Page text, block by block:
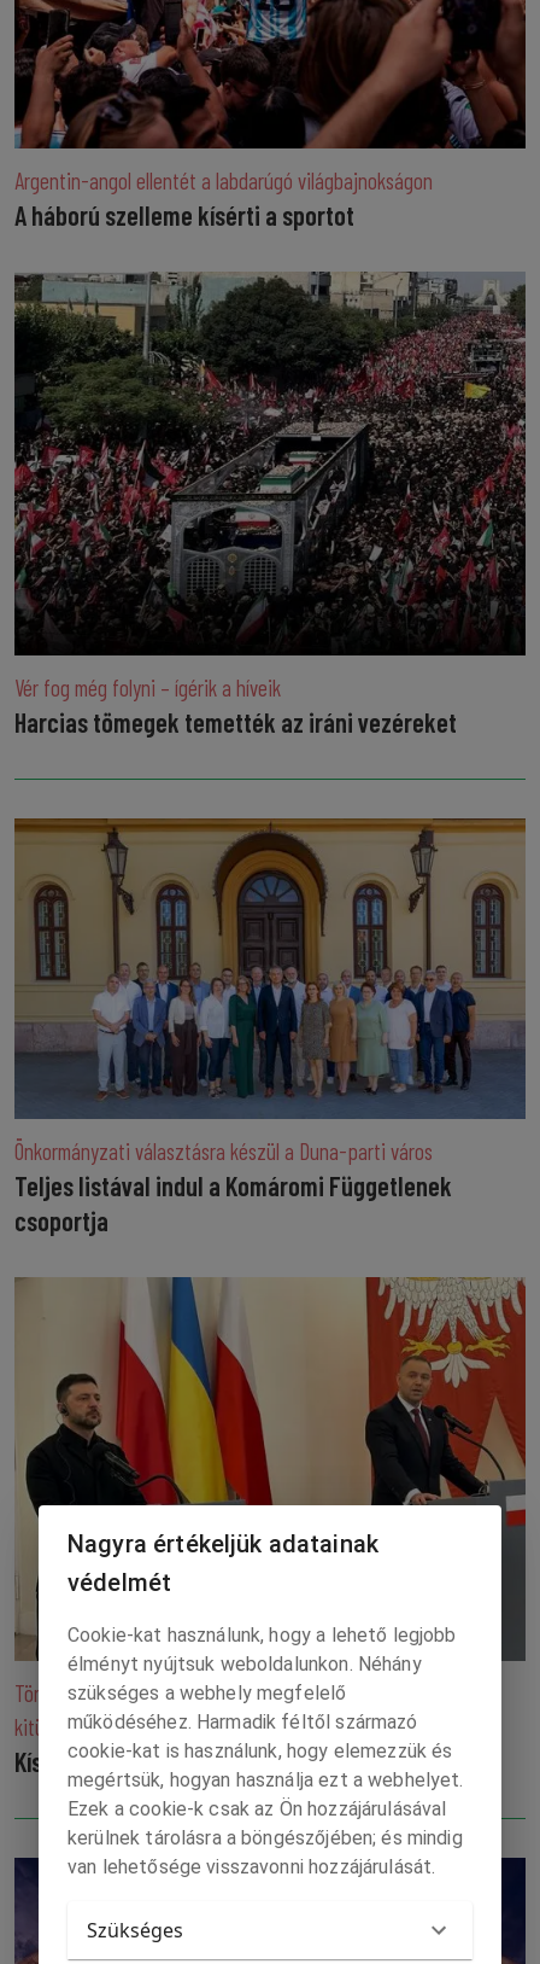
Argentin-angol ellentét a labdarúgó világbajnokságon
A háború szelleme kísérti a sportot
Vér fog még folyni – ígérik a híveik
Harcias tömegek temették az iráni vezéreket
Önkormányzati választásra készül a Duna-parti város
Teljes listával indul a Komáromi Függetlenek
csoportja
Történelmi névadás miatt vette el a Lengyel állam Zelenszkij
kitüntetését
Kísért a sötét ukrán múlt
Nagyra értékeljük adatainak
védelmét
Cookie-kat használunk, hogy a lehető legjobb
élményt nyújtsuk weboldalunkon. Néhány
szükséges a webhely megfelelő
működéséhez. Harmadik féltől származó
cookie-kat is használunk, hogy elemezzük és
megértsük, hogyan használja ezt a webhelyet.
Ezek a cookie-k csak az Ön hozzájárulásával
kerülnek tárolásra a böngészőjében; és mindig
van lehetősége visszavonni hozzájárulását.
Szükséges